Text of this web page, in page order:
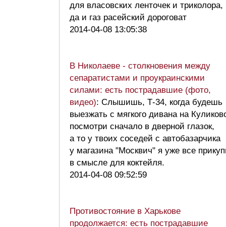
для власовских ленточек и триколора,
да и газ расейский дороговат
2014-04-08 13:05:38
В Николаеве - столкновения между
сепаратистами и проукраинскими
силами: есть пострадавшие (фото,
видео): Слышишь, Т-34, когда будешь
выезжать с мягкого дивана на
посмотри сначало в дверной глазок,
а то у твоих соседей с автобазарчика
у магазина "Москвич" я уже все
в смысле для коктейля.
2014-04-08 09:52:59
Противостояние в Харькове
продолжается: есть пострадавшие